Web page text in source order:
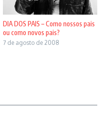
DIA DOS PAIS – Como nossos pais
ou como novos pais?
7 de agosto de 2008